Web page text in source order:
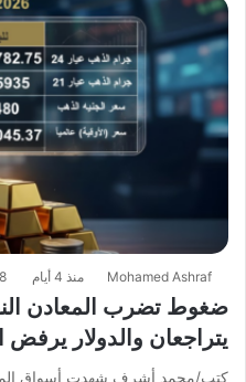
Mohamed Ashraf منذ 4 أيام 8
ضغوط تضرب المعادن
يتراجعان والدولار يرفض
كتب/محمد أشرف شهدت أسواق